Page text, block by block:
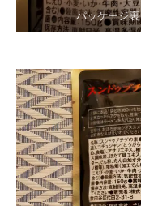
パッケージ